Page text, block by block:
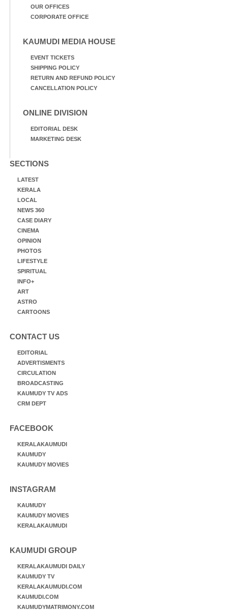
OUR OFFICES
CORPORATE OFFICE
KAUMUDI MEDIA HOUSE
EVENT TICKETS
SHIPPING POLICY
RETURN AND REFUND POLICY
CANCELLATION POLICY
ONLINE DIVISION
EDITORIAL DESK
MARKETING DESK
SECTIONS
LATEST
KERALA
LOCAL
NEWS 360
CASE DIARY
CINEMA
OPINION
PHOTOS
LIFESTYLE
SPIRITUAL
INFO+
ART
ASTRO
CARTOONS
CONTACT US
EDITORIAL
ADVERTISMENTS
CIRCULATION
BROADCASTING
KAUMUDY TV ADS
CRM DEPT
FACEBOOK
KERALAKAUMUDI
KAUMUDY
KAUMUDY MOVIES
INSTAGRAM
KAUMUDY
KAUMUDY MOVIES
KERALAKAUMUDI
KAUMUDI GROUP
KERALAKAUMUDI DAILY
KAUMUDY TV
KERALAKAUMUDI.COM
KAUMUDI.COM
KAUMUDYMATRIMONY.COM